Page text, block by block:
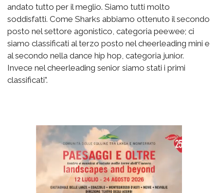
andato tutto per il meglio. Siamo tutti molto
soddisfatti. Come Sharks abbiamo ottenuto il secondo
posto nel settore agonistico, categoria peewee; ci
siamo classificati al terzo posto nel cheerleading mini e
al secondo nella dance hip hop, categoria junior.
Invece nel cheerleading senior siamo stati i primi
classificati”.